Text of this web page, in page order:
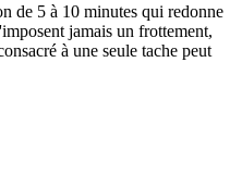
de 5 à 10 minutes qui redonne
jamais un frottement,
à une seule tache peut